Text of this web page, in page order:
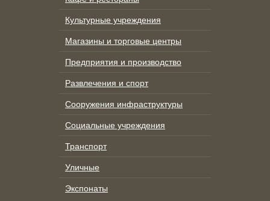
Культурные учреждения
Магазины и торговые центры
Предприятия и производство
Развлечения и спорт
Сооружения инфраструктуры
Социальные учреждения
Транспорт
Уличные
Экспонаты